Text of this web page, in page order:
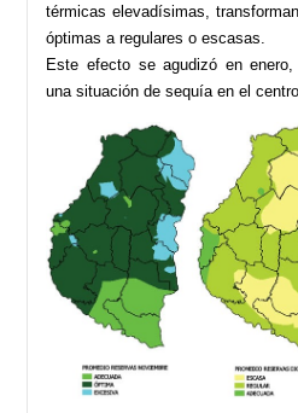
térmicas elevadísimas,
óptimas a regulares o escasas.
Este efecto se agudizó en
una situación de sequía en el